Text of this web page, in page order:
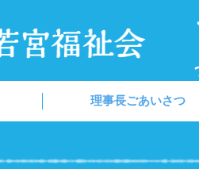
理事長ごあいさつ